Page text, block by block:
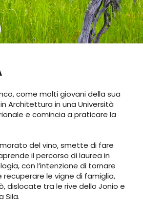
come molti giovani della sua
Architettura in una Università
e comincia a praticare la
del vino, smette di fare
il percorso di laurea in
con l’intenzione di tornare
le vigne di famiglia,
dislocate tra le rive dello Jonio e
Sila.